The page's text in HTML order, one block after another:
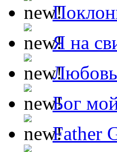
Я на
Бог
Father